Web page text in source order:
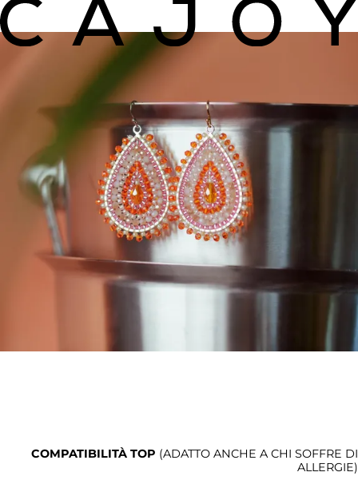
COMPATIBILITÀ TOP (ADATTO ANCHE A CHI SOFFRE DI
ALLERGIE)